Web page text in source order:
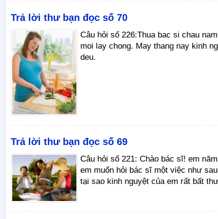
Trả lời thư bạn đọc số 70
Câu hỏi số 226:Thua bac si chau
moi lay chong. May thang nay kinh
deu.
Trả lời thư bạn đọc số 69
Câu hỏi số 221: Chào bác sĩ! em
em muổn hỏi bác sĩ một việc như
tại sao kinh nguyệt của em rất bất